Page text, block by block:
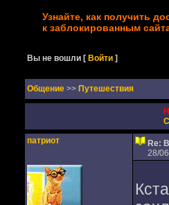
Узнайте, как получить
к заблокированным
Вы не вошли [Войти ]
Oбщение >> Путешествия
патриот
Re:
28/